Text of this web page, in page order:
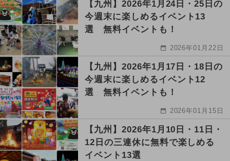
【九州】2026年1月24日・25日の
今週末に楽しめるイベント13
選 無料イベントも！
2026年01月22日
【九州】2026年1月17日・18日の
今週末に楽しめるイベント12
選 無料イベントも！
2026年01月15日
【九州】2026年1月10日・11日・
12日の三連休に無料で楽しめる
イベント13選